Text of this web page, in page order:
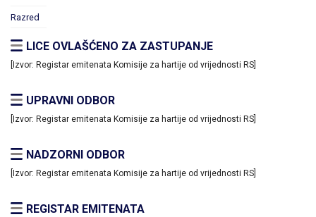
Razred
LICE OVLAŠĆENO ZA ZASTUPANJE
[Izvor: Registar emitenata Komisije za hartije od vrijednosti RS]
UPRAVNI ODBOR
[Izvor: Registar emitenata Komisije za hartije od vrijednosti RS]
NADZORNI ODBOR
[Izvor: Registar emitenata Komisije za hartije od vrijednosti RS]
REGISTAR EMITENATA